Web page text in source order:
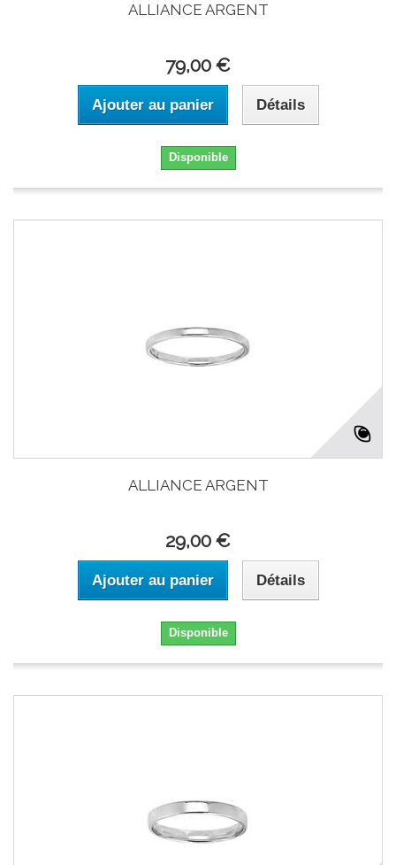
ALLIANCE ARGENT
79,00 €
Ajouter au panier Détails
Disponible
ALLIANCE ARGENT
29,00 €
Ajouter au panier Détails
Disponible